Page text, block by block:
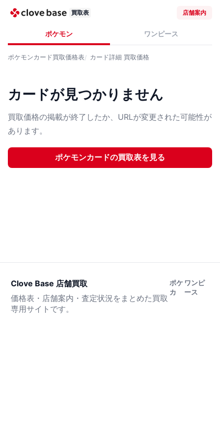
買取表 店舗案内
ポケモン ワンピース
ポケモンカード買取価格表 カード詳細 買取価格
カードが見つかりません
買取価格の掲載が終了したか、URLが変更された可能性が
あります。
ポケモンカードの買取表を見る
Clove Base 店舗買取
価格表・店舗案内・査定状況をまとめた買取
専用サイトです。
ポケ
カ
ワンピ
ース